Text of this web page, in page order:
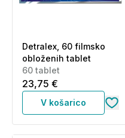
Detralex, 60 filmsko
obloženih tablet
60 tablet
23,75 €
V košarico